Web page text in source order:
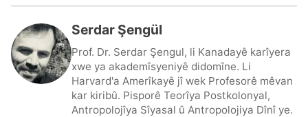
Serdar Şengül
Prof. Dr. Serdar Şengul, li Kanadayê karîyera
xwe ya akademîsyeniyê didomîne. Li
Harvard'a Amerîkayê jî wek Profesorê mêvan
kar kiribû. Pisporê Teorîya Postkolonyal,
Antropolojîya Sîyasal û Antropolojiya Dînî ye.